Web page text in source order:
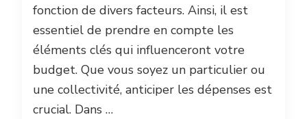
fonction de divers facteurs. Ainsi, il est
essentiel de prendre en compte les
éléments clés qui influenceront votre
budget. Que vous soyez un particulier ou
une collectivité, anticiper les dépenses est
crucial. Dans …